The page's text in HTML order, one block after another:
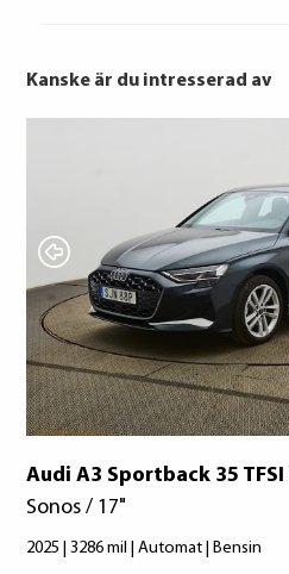
Kanske är du intresserad av
Audi A3 Sportback 35 TFSI
Sonos / 17"
2025 | 3286 mil | Automat | Bensin